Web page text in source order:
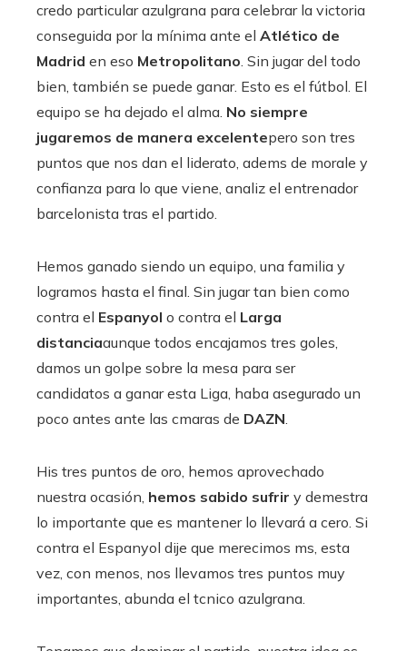
credo particular azulgrana para celebrar la victoria
conseguida por la mínima ante el Atlético de
Madrid en eso Metropolitano. Sin jugar del todo
bien, también se puede ganar. Esto es el fútbol. El
equipo se ha dejado el alma. No siempre
jugaremos de manera excelentepero son tres
puntos que nos dan el liderato, adems de morale y
confianza para lo que viene, analiz el entrenador
barcelonista tras el partido.
Hemos ganado siendo un equipo, una familia y
logramos hasta el final. Sin jugar tan bien como
contra el Espanyol o contra el Larga
distanciaaunque todos encajamos tres goles,
damos un golpe sobre la mesa para ser
candidatos a ganar esta Liga, haba asegurado un
poco antes ante las cmaras de DAZN.
His tres puntos de oro, hemos aprovechado
nuestra ocasión, hemos sabido sufrir y demestra
lo importante que es mantener lo llevará a cero. Si
contra el Espanyol dije que merecimos ms, esta
vez, con menos, nos llevamos tres puntos muy
importantes, abunda el tcnico azulgrana.